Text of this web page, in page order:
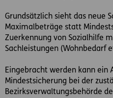
Grundsätzlich sieht das neue
Maximalbeträge statt
Zuerkennung von Sozialhilfe
Sachleistungen (Wohnbedarf
Eingebracht werden kann ein
Mindestsicherung bei der
Bezirksverwaltungsbehörde